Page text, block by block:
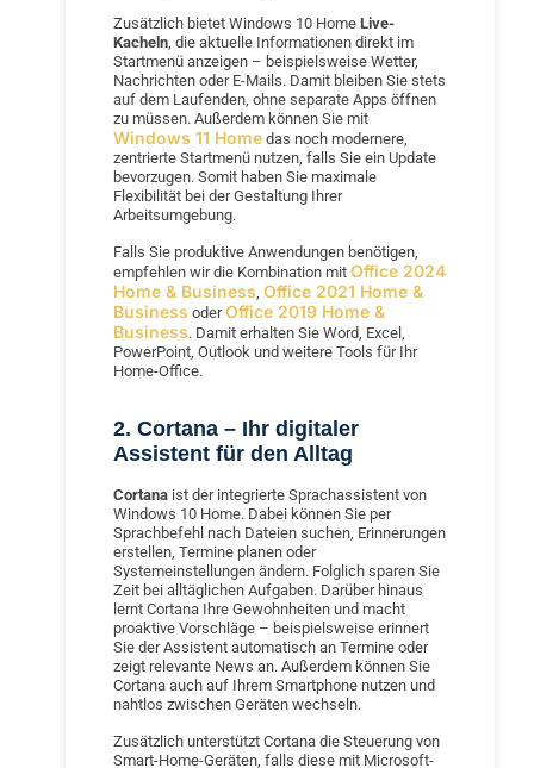
Zusätzlich bietet Windows 10 Home Live-
Kacheln , die aktuelle Informationen direkt im
Startmenü anzeigen – beispielsweise Wetter,
Nachrichten oder E-Mails. Damit bleiben Sie stets
auf dem Laufenden, ohne separate Apps öffnen
zu müssen. Außerdem können Sie mit
Windows 11 Home das noch modernere,
zentrierte Startmenü nutzen, falls Sie ein Update
bevorzugen. Somit haben Sie maximale
Flexibilität bei der Gestaltung Ihrer
Arbeitsumgebung.
Falls Sie produktive Anwendungen benötigen,
empfehlen wir die Kombination mit Office 2024
Home & Business Office 2021 Home &
Business oderOffice 2019 Home &
Business. Damit erhalten Sie Word, Excel,
PowerPoint, Outlook und weitere Tools für Ihr
Home-Office.
2. Cortana – Ihr digitaler
Assistent für den Alltag
Cortana ist der integrierte Sprachassistent von
Windows 10 Home. Dabei können Sie per
Sprachbefehl nach Dateien suchen, Erinnerungen
erstellen, Termine planen oder
Systemeinstellungen ändern. Folglich sparen Sie
Zeit bei alltäglichen Aufgaben. Darüber hinaus
lernt Cortana Ihre Gewohnheiten und macht
proaktive Vorschläge – beispielsweise erinnert
Sie der Assistent automatisch an Termine oder
zeigt relevante News an. Außerdem können Sie
Cortana auch auf Ihrem Smartphone nutzen und
nahtlos zwischen Geräten wechseln.
Zusätzlich unterstützt Cortana die Steuerung von
Smart-Home-Geräten, falls diese mit Microsoft-